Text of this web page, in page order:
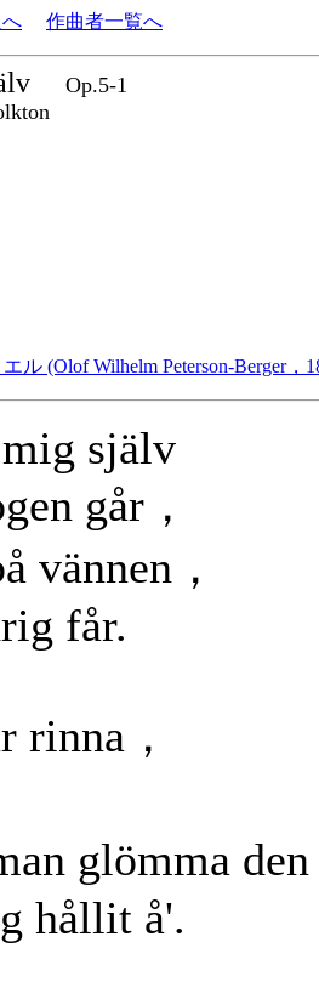
作曲者一覧へ
Op.5-1
ル (Olof Wilhelm Peterson-Berger，
själv
går，
vännen，
får.
rinna，
glömma
hållit å'.